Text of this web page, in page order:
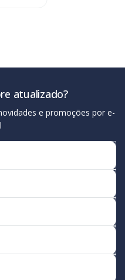
atualizado?
e promoções por e-